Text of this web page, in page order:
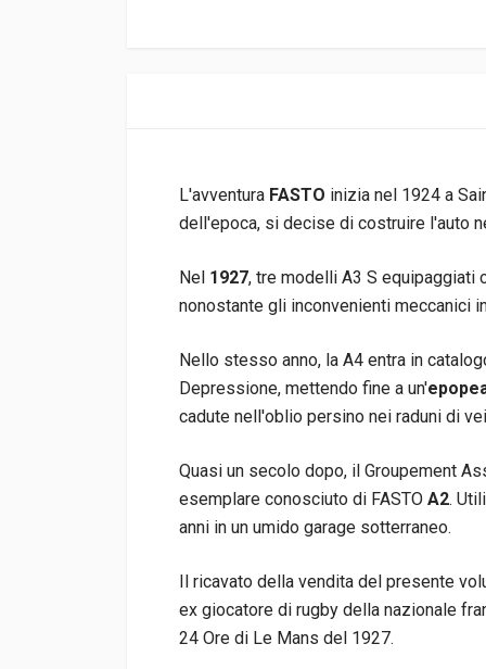
L'avventura FASTO inizia nel 1924 a
dell'epoca, si decise di costruire l'auto
Nel 1927, tre modelli A3 S equipaggiati
nonostante gli inconvenienti meccanici
Nello stesso anno, la A4 entra in
Depressione, mettendo fine a un'
cadute nell'oblio persino nei raduni di
Quasi un secolo dopo, il Groupement
esemplare conosciuto di FASTO A2.
anni in un umido garage sotterraneo.
Il ricavato della vendita del presente
ex giocatore di rugby della nazionale
24 Ore di Le Mans del 1927.